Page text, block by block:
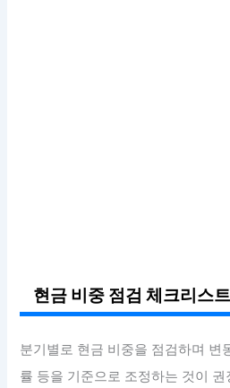
현금 비중 점검 체크리스트
분기별로 현금 비중을 점검하며 변
률 등을 기준으로 조정하는 것이